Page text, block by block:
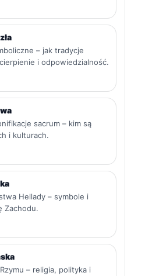
– jak tradycje
i odpowiedzialność.
sacrum – kim są
i kulturach.
Hellady – symbole i
Zachodu.
– religia, polityka i